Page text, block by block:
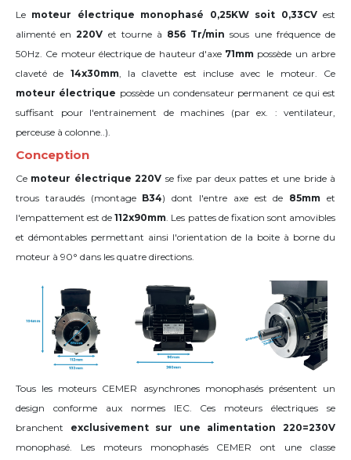
Le moteur électrique monophasé 0,25KW soit 0,33CVest
alimenté en220V et tourne à 856 Tr/min sous une fréquence de
50Hz. Ce moteur électrique de hauteur d'axe 71mm possède un arbre
claveté de 14x30mm,
la clavette est incluse avec le moteur. Ce
moteur électrique possède un condensateur permanent ce qui est
suffisant pour l'entrainement de machines (par ex. : ventilateur,
perceuse à colonne..).
Conception
Ce moteur électrique 220V se fixe par deux pattes et une bride à
trous taraudés (montage B34) dont l'entre axe est de 85mm et
l'empattement est de112x90mm. Les pattes de fixation sont amovibles
et démontables permettant ainsi l'orientation de la boite à borne du
moteur à 90° dans les quatre directions.
Tous les moteurs CEMER asynchrones monophasés présentent un
design conforme aux normes IEC. Ces moteurs électriques se
branchent exclusivement sur une alimentation 220=230V
monophasé. Les moteurs monophasés CEMER ont une classe